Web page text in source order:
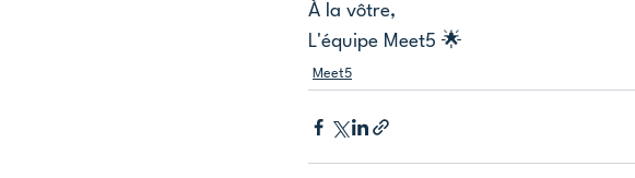
À la vôtre,
L'équipe Meet5 🌟
Meet5